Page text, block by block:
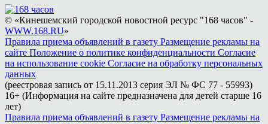
© «Кинешемский городской новостной ресурс "168 часов" -
WWW.168.RU»
Правила приема объявлений в газету Размещение рекламы на
сайте Положение о политике конфиденциальности Согласие
на использование cookie Согласие на обработку персональных
данных
(реестровая запись от 15.11.2013 серия ЭЛ № ФС 77 - 55993)
16+ (Информация на сайте предназначена для детей старше 16
лет)
Правила приема объявлений в газету Размещение рекламы на